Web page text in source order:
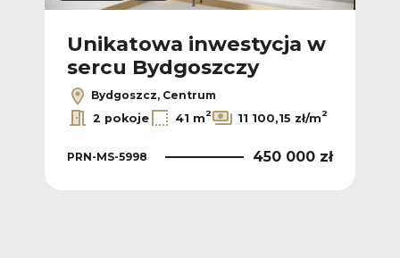
Unikatowa inwestycja w
sercu Bydgoszczy
Bydgoszcz, Centrum
2 pokoje
41 m2 11 100,15 zł/m2
PRN-MS-5998 450 000 zł